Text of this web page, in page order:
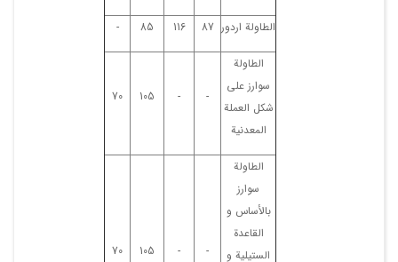
الطاولة اردور 87
116
85
-
الطاولة
سوارز علی
شکل العملة
المعدنیة
-
-
105
70
الطاولة
سوارز
بالأساس و
القاعدة
الستیلیة و
-
-
105
70